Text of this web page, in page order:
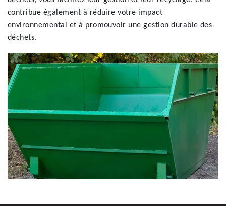
contribue également à réduire votre impact
environnemental et à promouvoir une gestion durable des
déchets.